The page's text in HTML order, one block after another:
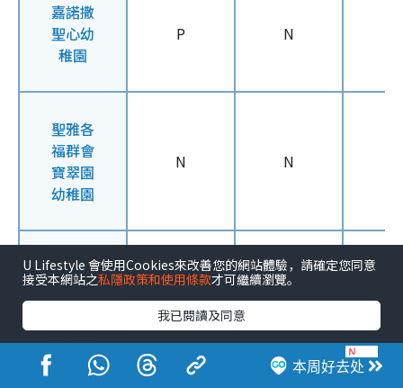
嘉諾撒
聖心幼
稚園
P N
聖雅各
福群會
寶翠園
幼稚園
N N
聖安多
尼中英
暨幼稚
Y
本周好去处
U Lifestyle 會使用Cookies來改善您的網站體驗，請確定您同意
接受本網站之私隱政策和使用條款才可繼續瀏覽。
我已閱讀及同意